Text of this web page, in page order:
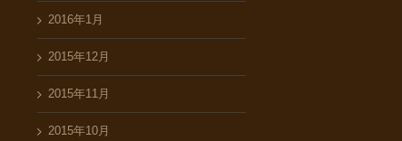
2016年1月
2015年12月
2015年11月
2015年10月